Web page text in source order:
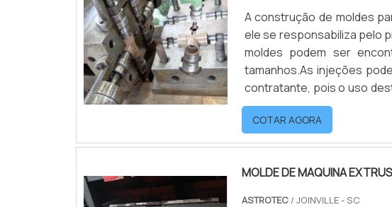
A construção de moldes
ele se responsabiliza pelo
moldes podem ser
tamanhos.As injeções
contratante, pois o uso
serviços precisos, seguros,
COTAR AGORA
MOLDE DE MAQUINA
ASTROTEC / JOINVILLE - SC